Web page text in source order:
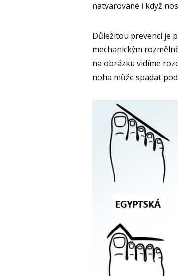
natvarované i když
Důležitou prevencí je
mechanickým
na obrázku vidíme
noha může spadat